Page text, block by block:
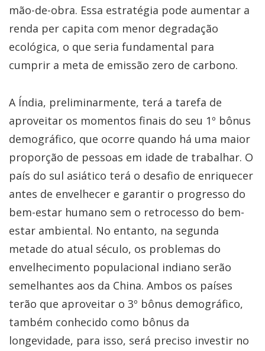
mão-de-obra. Essa estratégia pode aumentar a
renda per capita com menor degradação
ecológica, o que seria fundamental para
cumprir a meta de emissão zero de carbono.
A Índia, preliminarmente, terá a tarefa de
aproveitar os momentos finais do seu 1º bônus
demográfico, que ocorre quando há uma maior
proporção de pessoas em idade de trabalhar. O
país do sul asiático terá o desafio de enriquecer
antes de envelhecer e garantir o progresso do
bem-estar humano sem o retrocesso do bem-
estar ambiental. No entanto, na segunda
metade do atual século, os problemas do
envelhecimento populacional indiano serão
semelhantes aos da China. Ambos os países
terão que aproveitar o 3º bônus demográfico,
também conhecido como bônus da
longevidade, para isso, será preciso investir no